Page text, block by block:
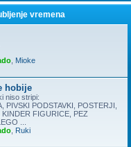
vremena
Mioke
hobije
niso stripi:
PIVSKI PODSTAVKI, POSTERJI,
FIGURICE, PEZ
...
Ruki